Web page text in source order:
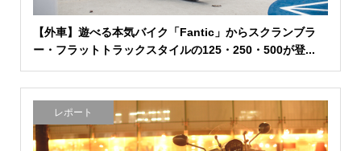
【外車】遊べる本気バイク「Fantic」からスクランブラ
ー・フラットトラックスタイルの125・250・500が登...
レポート